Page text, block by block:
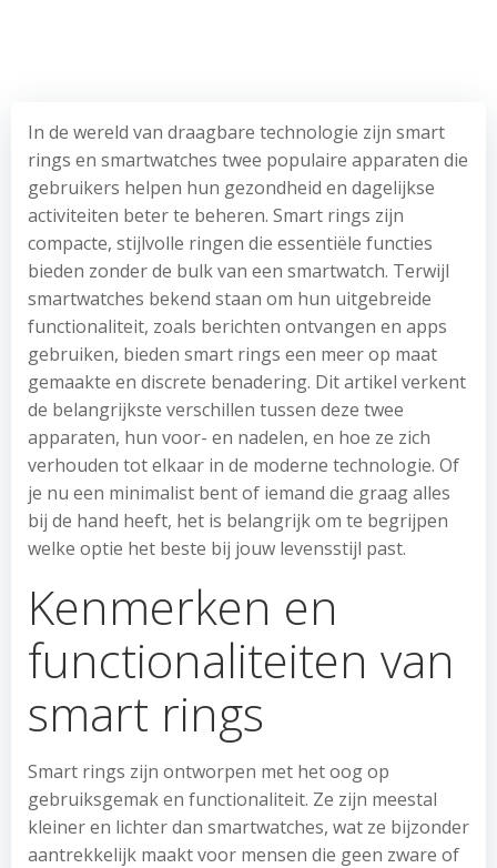
In de wereld van draagbare technologie zijn smart
rings en smartwatches twee populaire apparaten die
gebruikers helpen hun gezondheid en dagelijkse
activiteiten beter te beheren. Smart rings zijn
compacte, stijlvolle ringen die essentiële functies
bieden zonder de bulk van een smartwatch. Terwijl
smartwatches bekend staan om hun uitgebreide
functionaliteit, zoals berichten ontvangen en apps
gebruiken, bieden smart rings een meer op maat
gemaakte en discrete benadering. Dit artikel verkent
de belangrijkste verschillen tussen deze twee
apparaten, hun voor- en nadelen, en hoe ze zich
verhouden tot elkaar in de moderne technologie. Of
je nu een minimalist bent of iemand die graag alles
bij de hand heeft, het is belangrijk om te begrijpen
welke optie het beste bij jouw levensstijl past.
Kenmerken en
functionaliteiten van
smart rings
Smart rings zijn ontworpen met het oog op
gebruiksgemak en functionaliteit. Ze zijn meestal
kleiner en lichter dan smartwatches, wat ze bijzonder
aantrekkelijk maakt voor mensen die geen zware of